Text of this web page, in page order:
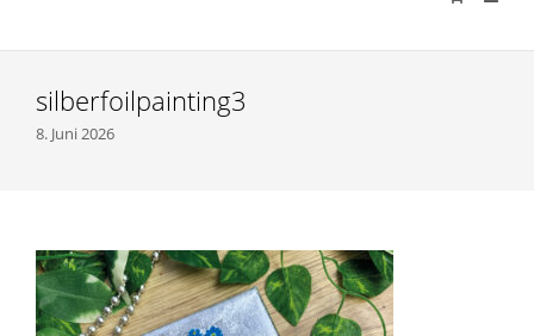
silberfoilpainting3
8. Juni 2026